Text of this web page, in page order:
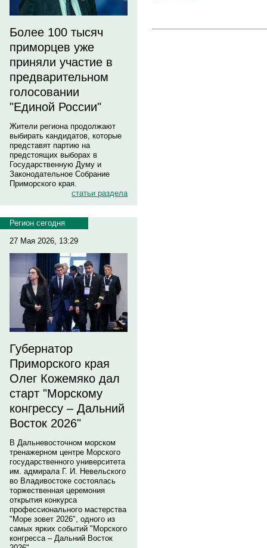
Более 100 тысяч
приморцев уже
приняли участие в
предварительном
голосовании
"Единой России"
Жители региона продолжают
выбирать кандидатов, которые
представят партию на
предстоящих выборах в
Государственную Думу и
Законодательное Собрание
Приморского края.
статьи раздела
Регион сегодня
27 Мая 2026, 13:29
Губернатор
Приморского края
Олег Кожемяко дал
старт "Морскому
конгрессу – Дальний
Восток 2026"
В Дальневосточном морском
тренажерном центре Морского
государственного университета
им. адмирала Г. И. Невельского
во Владивостоке состоялась
торжественная церемония
открытия конкурса
профессионального мастерства
"Море зовет 2026", одного из
самых ярких событий "Морского
конгресса – Дальний Восток